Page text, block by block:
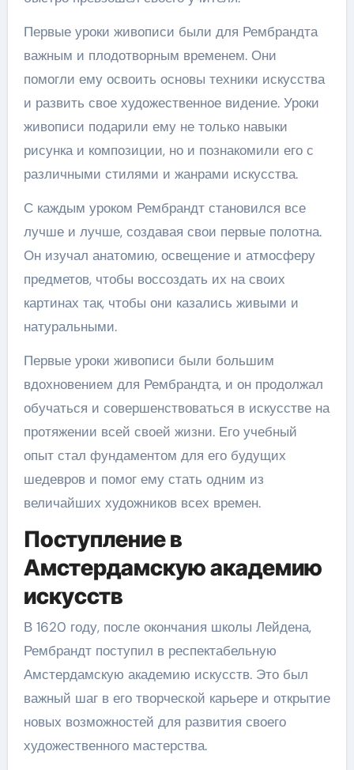
Первые уроки живописи были для Рембрандта
важным и плодотворным временем. Они
помогли ему освоить основы техники искусства
и развить свое художественное видение. Уроки
живописи подарили ему не только навыки
рисунка и композиции, но и познакомили его с
различными стилями и жанрами искусства.
С каждым уроком Рембрандт становился все
лучше и лучше, создавая свои первые полотна.
Он изучал анатомию, освещение и атмосферу
предметов, чтобы воссоздать их на своих
картинах так, чтобы они казались живыми и
натуральными.
Первые уроки живописи были большим
вдохновением для Рембрандта, и он продолжал
обучаться и совершенствоваться в искусстве на
протяжении всей своей жизни. Его учебный
опыт стал фундаментом для его будущих
шедевров и помог ему стать одним из
величайших художников всех времен.
Поступление в
Амстердамскую академию
искусств
В 1620 году, после окончания школы Лейдена,
Рембрандт поступил в респектабельную
Амстердамскую академию искусств. Это был
важный шаг в его творческой карьере и открытие
новых возможностей для развития своего
художественного мастерства.